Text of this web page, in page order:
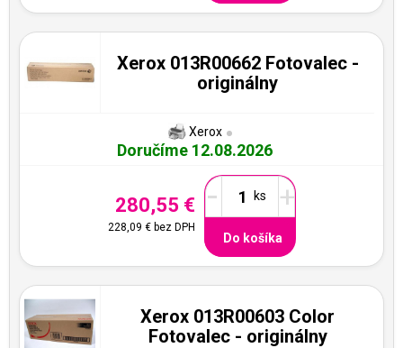
Xerox 013R00662 Fotovalec -
originálny
Xerox
Doručíme 12.08.2026
280,55 €
228,09 €bez DPH
- +
Do košíka
Xerox 013R00603 Color
Fotovalec - originálny